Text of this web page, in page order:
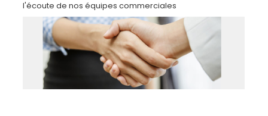
l'écoute de nos équipes commerciales